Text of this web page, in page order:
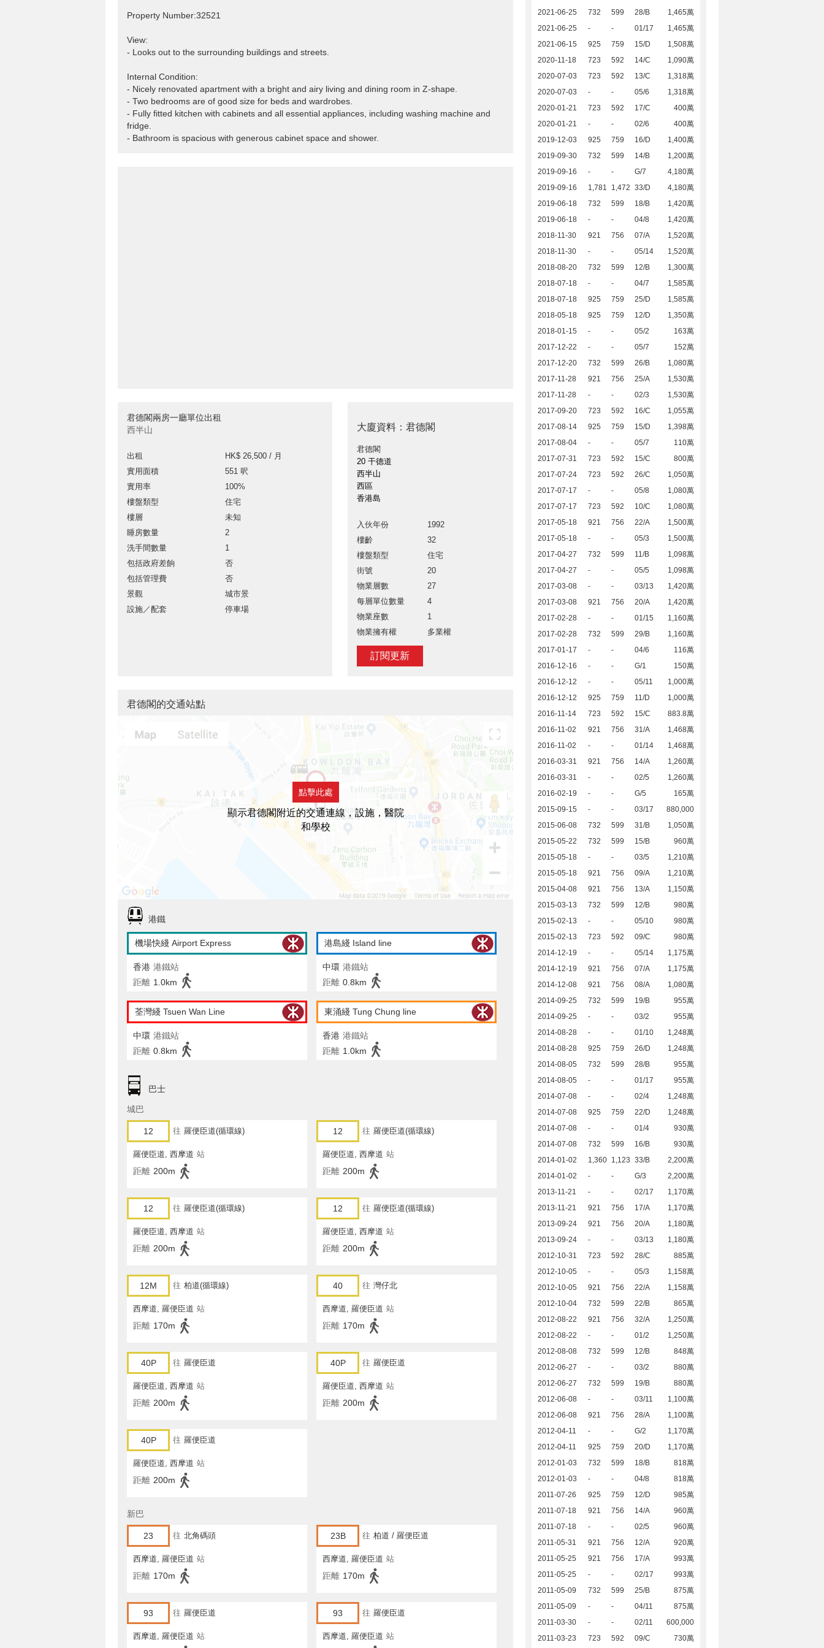
Property Number:32521
View:
- Looks out to the surrounding buildings and streets.
Internal Condition:
- Nicely renovated apartment with a bright and airy living and dining room in Z-shape.
- Two bedrooms are of good size for beds and wardrobes.
- Fully fitted kitchen with cabinets and all essential appliances, including washing machine and
fridge.
- Bathroom is spacious with generous cabinet space and shower.
君德閣兩房一廳單位出租
西半山
出租
HK$ 26,500 / 月
實用面積
551 呎
實用率
100%
樓盤類型
住宅
樓層
未知
睡房數量
2
洗手間數量
1
包括政府差餉
否
包括管理費
否
景觀
城市景
設施／配套
停車場
大廈資料：君德閣
君德閣
20 干德道
西半山
西區
香港島
入伙年份
1992
樓齡
32
樓盤類型
住宅
街號
20
物業層數
27
每層單位數量
4
物業座數
1
物業擁有權
多業權
訂閱更新
2021-06-25
732 599 28/B
1,465萬
2021-06-25
- - 01/17
1,465萬
2021-06-15
925 759 15/D
1,508萬
2020-11-18
723 592 14/C
1,090萬
2020-07-03
723 592 13/C
1,318萬
2020-07-03
- - 05/6
1,318萬
2020-01-21
723 592 17/C
400萬
2020-01-21
- - 02/6
400萬
2019-12-03
925 759 16/D
1,400萬
2019-09-30
732 599 14/B
1,200萬
2019-09-16
- - G/7
4,180萬
2019-09-16
1,781 1,472 33/D
4,180萬
2019-06-18
732 599 18/B
1,420萬
2019-06-18
- - 04/8
1,420萬
2018-11-30
921 756 07/A
1,520萬
2018-11-30
- - 05/14
1,520萬
2018-08-20
732 599 12/B
1,300萬
2018-07-18
- - 04/7
1,585萬
2018-07-18
925 759 25/D
1,585萬
2018-05-18
925 759 12/D
1,350萬
2018-01-15
- - 05/2
163萬
2017-12-22
- - 05/7
152萬
2017-12-20
732 599 26/B
1,080萬
2017-11-28
921 756 25/A
1,530萬
2017-11-28
- - 02/3
1,530萬
2017-09-20
723 592 16/C
1,055萬
2017-08-14
925 759 15/D
1,398萬
2017-08-04
- - 05/7
110萬
2017-07-31
723 592 15/C
800萬
2017-07-24
723 592 26/C
1,050萬
2017-07-17
- - 05/8
1,080萬
2017-07-17
723 592 10/C
1,080萬
2017-05-18
921 756 22/A
1,500萬
2017-05-18
- - 05/3
1,500萬
2017-04-27
732 599 11/B
1,098萬
2017-04-27
- - 05/5
1,098萬
2017-03-08
- - 03/13
1,420萬
2017-03-08
921 756 20/A
1,420萬
2017-02-28
- - 01/15
1,160萬
2017-02-28
732 599 29/B
1,160萬
2017-01-17
- - 04/6
116萬
2016-12-16
- - G/1
150萬
2016-12-12
- - 05/11
1,000萬
2016-12-12
925 759 11/D
1,000萬
2016-11-14
723 592 15/C
883.8萬
2016-11-02
921 756 31/A
1,468萬
2016-11-02
- - 01/14
1,468萬
2016-03-31
921 756 14/A
1,260萬
2016-03-31
- - 02/5
1,260萬
2016-02-19
- - G/5
165萬
2015-09-15
- - 03/17
880,000
2015-06-08
732 599 31/B
1,050萬
2015-05-22
732 599 15/B
960萬
2015-05-18
- - 03/5
1,210萬
2015-05-18
921 756 09/A
1,210萬
2015-04-08
921 756 13/A
1,150萬
2015-03-13
732 599 12/B
980萬
2015-02-13
- - 05/10
980萬
2015-02-13
723 592 09/C
980萬
2014-12-19
- - 05/14
1,175萬
2014-12-19
921 756 07/A
1,175萬
2014-12-08
921 756 08/A
1,080萬
2014-09-25
732 599 19/B
955萬
2014-09-25
- - 03/2
955萬
2014-08-28
- - 01/10
1,248萬
2014-08-28
925 759 26/D
1,248萬
2014-08-05
732 599 28/B
955萬
2014-08-05
- - 01/17
955萬
2014-07-08
- - 02/4
1,248萬
2014-07-08
925 759 22/D
1,248萬
2014-07-08
- - 01/4
930萬
2014-07-08
732 599 16/B
930萬
2014-01-02
1,360 1,123 33/B
2,200萬
2014-01-02
- - G/3
2,200萬
2013-11-21
- - 02/17
1,170萬
2013-11-21
921 756 17/A
1,170萬
2013-09-24
921 756 20/A
1,180萬
2013-09-24
- - 03/13
1,180萬
2012-10-31
723 592 28/C
885萬
2012-10-05
- - 05/3
1,158萬
2012-10-05
921 756 22/A
1,158萬
2012-10-04
732 599 22/B
865萬
2012-08-22
921 756 32/A
1,250萬
2012-08-22
- - 01/2
1,250萬
2012-08-08
732 599 12/B
848萬
2012-06-27
- - 03/2
880萬
2012-06-27
732 599 19/B
880萬
2012-06-08
- - 03/11
1,100萬
2012-06-08
921 756 28/A
1,100萬
2012-04-11
- - G/2
1,170萬
2012-04-11
925 759 20/D
1,170萬
2012-01-03
732 599 18/B
818萬
2012-01-03
- - 04/8
818萬
2011-07-26
925 759 12/D
985萬
2011-07-18
921 756 14/A
960萬
2011-07-18
- - 02/5
960萬
2011-05-31
921 756 12/A
920萬
2011-05-25
921 756 17/A
993萬
2011-05-25
- - 02/17
993萬
2011-05-09
732 599 25/B
875萬
2011-05-09
- - 04/11
875萬
2011-03-30
- - 02/11
600,000
2011-03-23
723 592 09/C 730萬
君德閣的交通站點
點擊此處
顯示君德閣附近的交通連線，設施，醫院
和學校
港鐵
機場快綫 Airport Express
香港 港鐵站
距離 1.0km
港島綫 Island line
中環 港鐵站
距離 0.8km
荃灣綫 Tsuen Wan Line
中環 港鐵站
距離 0.8km
東涌綫 Tung Chung line
香港 港鐵站
距離 1.0km
巴士
城巴
12 往 羅便臣道(循環線)
羅便臣道, 西摩道 站
距離 200m
12 往 羅便臣道(循環線)
羅便臣道, 西摩道 站
距離 200m
12 往 羅便臣道(循環線)
羅便臣道, 西摩道 站
距離 200m
12 往 羅便臣道(循環線)
羅便臣道, 西摩道 站
距離 200m
12M 往 柏道(循環線)
西摩道, 羅便臣道 站
距離 170m
40 往 灣仔北
西摩道, 羅便臣道 站
距離 170m
40P 往 羅便臣道
羅便臣道, 西摩道 站
距離 200m
40P 往 羅便臣道
羅便臣道, 西摩道 站
距離 200m
40P 往 羅便臣道
羅便臣道, 西摩道 站
距離 200m
新巴
23 往 北角碼頭
西摩道, 羅便臣道 站
距離 170m
23B 往 柏道 / 羅便臣道
西摩道, 羅便臣道 站
距離 170m
93 往 羅便臣道
西摩道, 羅便臣道 站
93 往 羅便臣道
西摩道, 羅便臣道 站